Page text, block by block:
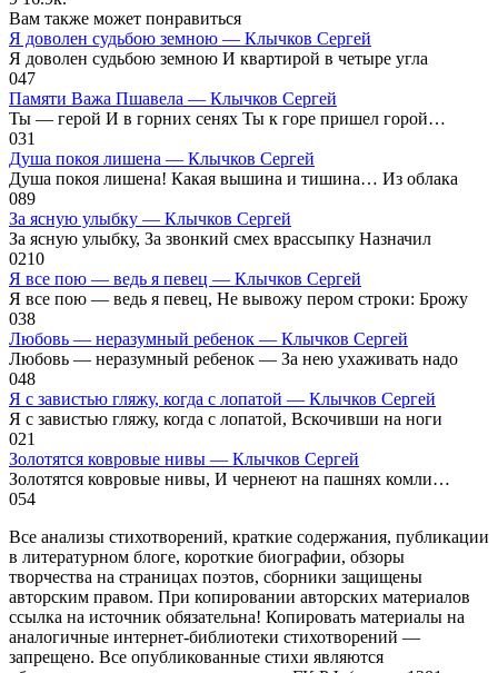
Вам также может понравиться
Я доволен судьбою земною — Клычков Сергей
Я доволен судьбою земною И квартирой в четыре угла
047
Памяти Важа Пшавела — Клычков Сергей
Ты — герой И в горних сенях Ты к горе пришел горой…
031
Душа покоя лишена — Клычков Сергей
Душа покоя лишена! Какая вышина и тишина… Из облака
089
За ясную улыбку — Клычков Сергей
За ясную улыбку, За звонкий смех врассыпку Назначил
0210
Я все пою — ведь я певец — Клычков Сергей
Я все пою — ведь я певец, Не вывожу пером строки: Брожу
038
Любовь — неразумный ребенок — Клычков Сергей
Любовь — неразумный ребенок — За нею ухаживать надо
048
Я с завистью гляжу, когда с лопатой — Клычков Сергей
Я с завистью гляжу, когда с лопатой, Вскочивши на ноги
021
Золотятся ковровые нивы — Клычков Сергей
Золотятся ковровые нивы, И чернеют на пашнях комли…
054
Все анализы стихотворений, краткие содержания, публикации
в литературном блоге, короткие биографии, обзоры
творчества на страницах поэтов, сборники защищены
авторским правом. При копировании авторских материалов
ссылка на источник обязательна! Копировать материалы на
аналогичные интернет-библиотеки стихотворений —
запрещено. Все опубликованные стихи являются